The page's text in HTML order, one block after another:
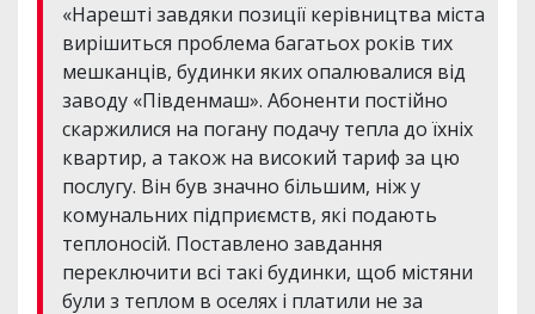
«Нарешті завдяки позиції керівництва міста
вирішиться проблема багатьох років тих
мешканців, будинки яких опалювалися від
заводу «Південмаш». Абоненти постійно
скаржилися на погану подачу тепла до їхніх
квартир, а також на високий тариф за цю
послугу. Він був значно більшим, ніж у
комунальних підприємств, які подають
теплоносій. Поставлено завдання
переключити всі такі будинки, щоб містяни
були з теплом в оселях і платили не за